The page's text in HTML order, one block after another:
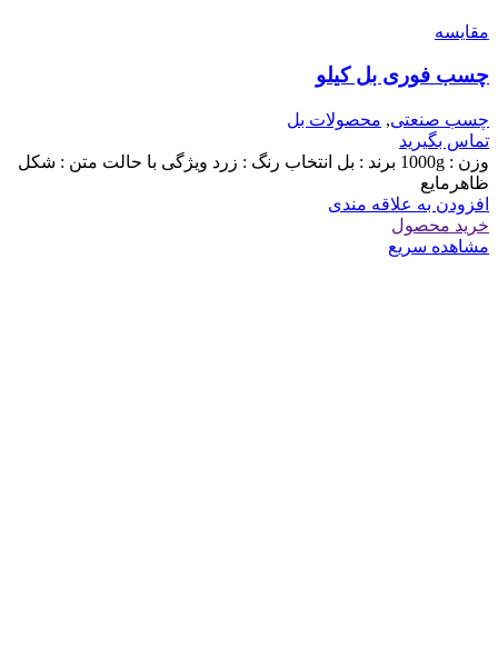
مقایسه
چسب فوری بل کیلو
چسب صنعتی, محصولات بل
تماس بگیرید
وزن : 1000g برند : بل انتخاب رنگ : زرد ویژگی با حالت متن : شکل
ظاهرمایع
افزودن به علاقه مندی
خرید محصول
مشاهده سریع